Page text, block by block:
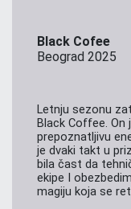
Black Cofee
Beograd 2025
Letnju sezonu
Black Coffee. On
prepoznatljivu
je dvaki takt u
bila čast da
ekipe I
magiju koja se